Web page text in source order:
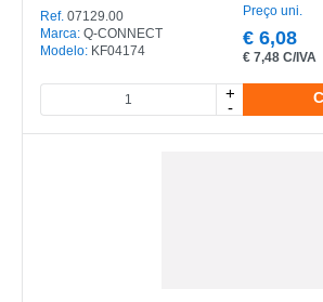
Ref. 07129.00
Marca: Q-CONNECT
Modelo: KF04174
Preço uni.
€ 6,08
€ 7,48 C/IVA
+
-